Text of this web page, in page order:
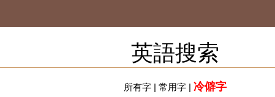
英語搜索
所有字| 常用字| 冷僻字